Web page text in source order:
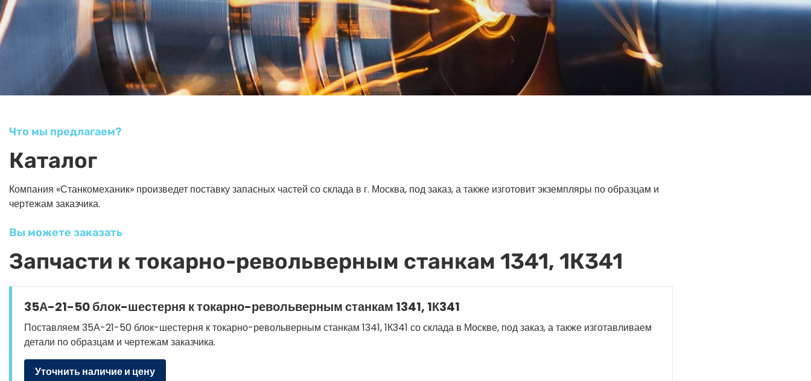
Что мы предлагаем?
Каталог
Компания «Станкомеханик» произведет поставку запасных частей со склада в г. Москва, под заказ, а также изготовит экземпляры по образцам и
чертежам заказчика.
Вы можете заказать
Запчасти к токарно-револьверным станкам 1341, 1К341
35А-21-50 блок-шестерня к токарно-револьверным станкам 1341, 1К341
Поставляем 35А-21-50 блок-шестерня к токарно-револьверным станкам 1341, 1К341 со склада в Москве, под заказ, а также изготавливаем
детали по образцам и чертежам заказчика.
Уточнить наличие и цену